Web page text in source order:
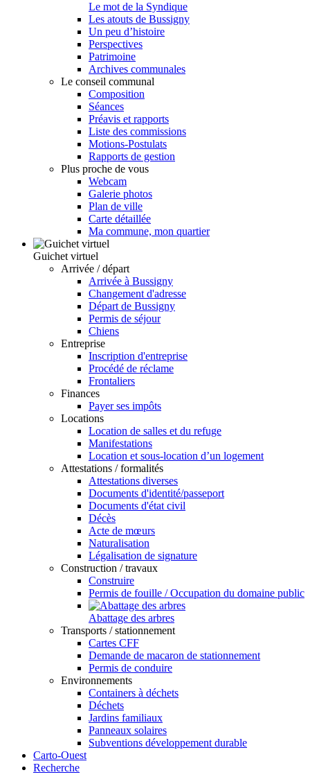
Le mot de la Syndique
Les atouts de Bussigny
Un peu d’histoire
Perspectives
Patrimoine
Archives communales
Le conseil communal
Composition
Séances
Préavis et rapports
Liste des commissions
Motions-Postulats
Rapports de gestion
Plus proche de vous
Webcam
Galerie photos
Plan de ville
Carte détaillée
Ma commune, mon quartier
Guichet virtuel
Arrivée / départ
Arrivée à Bussigny
Changement d'adresse
Départ de Bussigny
Permis de séjour
Chiens
Entreprise
Inscription d'entreprise
Procédé de réclame
Frontaliers
Finances
Payer ses impôts
Locations
Location de salles et du refuge
Manifestations
Location et sous-location d’un logement
Attestations / formalités
Attestations diverses
Documents d'identité/passeport
Documents d'état civil
Décès
Acte de mœurs
Naturalisation
Légalisation de signature
Construction / travaux
Construire
Permis de fouille / Occupation du domaine public
Abattage des arbres
Transports / stationnement
Cartes CFF
Demande de macaron de stationnement
Permis de conduire
Environnements
Containers à déchets
Déchets
Jardins familiaux
Panneaux solaires
Subventions développement durable
Carto-Ouest
Recherche